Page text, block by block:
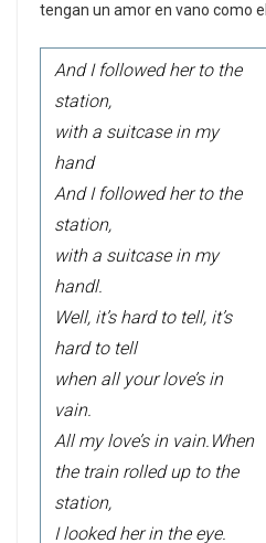
tengan un amor en vano como
And I followed her to the
station,
with a suitcase in my
hand
And I followed her to the
station,
with a suitcase in my
handl.
Well, it’s hard to tell, it’s
hard to tell
when all your love’s in
vain.
All my love’s in vain. When
the train rolled up to the
station,
I looked her in the eye.